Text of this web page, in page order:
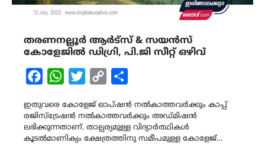
തരണനല്ലൂർ ആർട്സ് & സയൻസ്
കോളേജിൽ ഡിഗ്രി, പി.ജി സീറ്റ് ഒഴിവ്
FacebookWhatsAppTwitterCopy
ഇതുവരെ കോളേജ് ഓപ്ഷൻ നൽകാത്തവർക്കും കാപ്പ്
രജിസ്ട്രേഷൻ നൽകാത്തവർക്കും അഡ്മിഷൻ
ലഭിക്കുന്നതാണ്. താല്പര്യമുള്ള വിദ്യാർത്ഥികൾ
കൂടൽമാണിക്യം ക്ഷേത്രത്തിനു സമീപമുള്ള കോളേജ്…